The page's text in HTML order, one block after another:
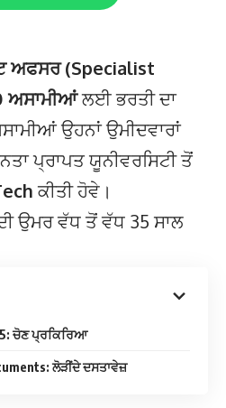
ਅਫਸਰ (Specialist
ਅਸਾਮੀਆਂਲਈ ਭਰਤੀ ਦਾ
ਉਹਨਾਂ ਉਮੀਦਵਾਰਾਂ
ਪ੍ਰਾਪਤ ਯੂਨੀਵਰਸਿਟੀ ਤੋਂ
ਕੀਤੀ ਹੋਵੇ।
ਉਮਰ ਵੱਧ ਤੋਂ ਵੱਧ 35 ਸਾਲ
ਚੋਣ ਪ੍ਰਕਿਰਿਆ
ਲੋੜੀਂਦੇ ਦਸਤਾਵੇਜ਼